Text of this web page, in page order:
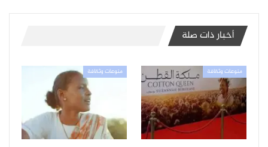
أخبار ذات صلة
منوعات وثقافة منوعات وثقافة